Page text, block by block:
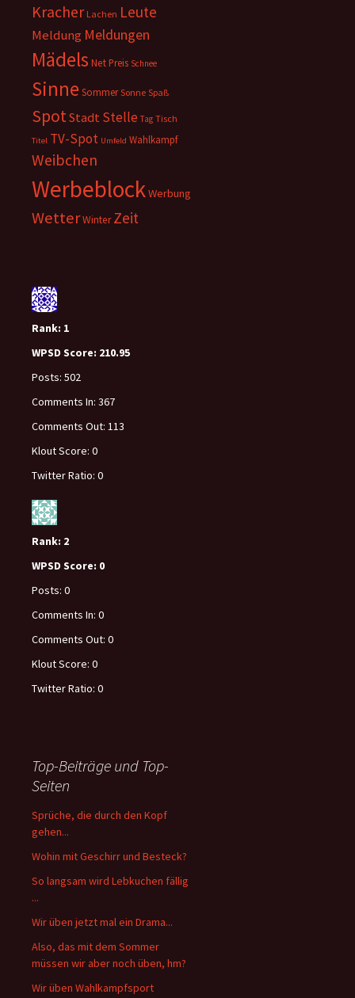
Kracher Lachen Leute
Meldung Meldungen
Mädels NetPreis Schnee
Sinne Sommer Sonne Spaß
SpotStadt Stelle Tag Tisch
Titel TV-Spot Umfeld Wahlkampf
Weibchen
WerbeblockWerbung
WetterWinter Zeit
Rank: 1
WPSD Score: 210.95
Posts: 502
Comments In: 367
Comments Out: 113
Klout Score: 0
Twitter Ratio: 0
Rank: 2
WPSD Score: 0
Posts: 0
Comments In: 0
Comments Out: 0
Klout Score: 0
Twitter Ratio: 0
Top-Beiträge und Top-
Seiten
Sprüche, die durch den Kopf
gehen...
Wohin mit Geschirr und Besteck?
So langsam wird Lebkuchen fällig
...
Wir üben jetzt mal ein Drama...
Also, das mit dem Sommer
müssen wir aber noch üben, hm?
Wir üben Wahlkampfsport